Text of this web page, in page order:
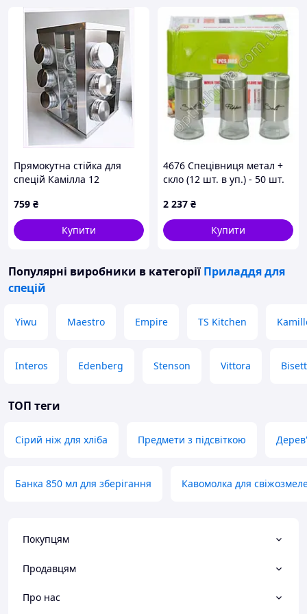
Прямокутна стійка для
спецій Камілла 12
759 ₴
Купити
4676 Спецівниця метал +
скло (12 шт. в уп.) - 50 шт.
2 237 ₴
Купити
Популярні виробники в категорії Приладдя для
спецій
Yiwu Maestro Empire TS Kitchen
Interos Edenberg Stenson Vittora
ТОП теги
Сірий ніж для хліба Предмети з підсвіткою
Банка 850 мл для зберігання Кавомолка для
Покупцям
Продавцям
Про нас